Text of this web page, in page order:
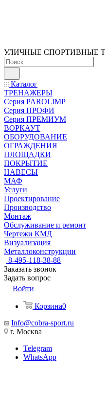
УЛИЧНЫЕ СПОРТИВНЫЕ
Каталог
ТРЕНАЖЕРЫ
Серия PAROLIMP
Серия ПРОФИ
Серия ПРЕМИУМ
ВОРКАУТ
ОБОРУДОВАНИЕ
ОГРАЖДЕНИЯ
ПЛОЩАДКИ
ПОКРЫТИЕ
НАВЕСЫ
МАФ
Услуги
Проектирование
Производство
Монтаж
Обслуживание и ремонт
Чертежи КМД
Визуализация
Металлоконструкции
8-495-118-38-88
Заказать звонок
Задать вопрос
Войти
Корзина0
Info@cobra-sport.ru
г. Москва
Telegram
WhatsApp